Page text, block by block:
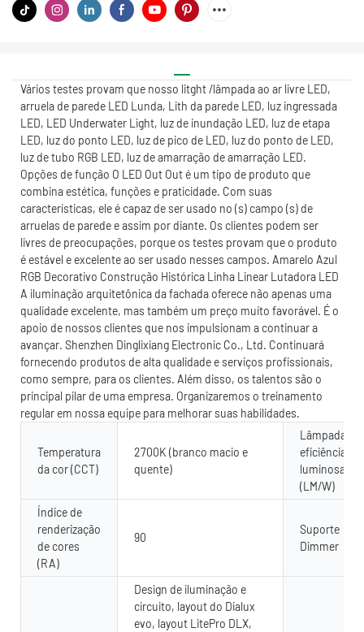
Vários testes provam que nosso litght /lâmpada ao ar livre LED,
arruela de parede LED Lunda, Lith da parede LED, luz ingressada
LED, LED Underwater Light, luz de inundação LED, luz de etapa
LED, luz do ponto LED, luz de pico de LED, luz do ponto de LED,
luz de tubo RGB LED, luz de amarração de amarração LED.
Opções de função O LED Out Out é um tipo de produto que
combina estética, funções e praticidade. Com suas
características, ele é capaz de ser usado no (s) campo (s) de
arruelas de parede e assim por diante. Os clientes podem ser
livres de preocupações, porque os testes provam que o produto
é estável e excelente ao ser usado nesses campos. Amarelo Azul
RGB Decorativo Construção Histórica Linha Linear Lutadora LED
A iluminação arquitetônica da fachada oferece não apenas uma
qualidade excelente, mas também um preço muito favorável. É o
apoio de nossos clientes que nos impulsionam a continuar a
avançar. Shenzhen Dinglixiang Electronic Co., Ltd. Continuará
fornecendo produtos de alta qualidade e serviços profissionais,
como sempre, para os clientes. Além disso, os talentos são o
principal pilar de uma empresa. Organizaremos o treinamento
regular em nossa equipe para melhorar suas habilidades.
Temperatura
da cor (CCT)
2700K (branco macio e
quente)
Lâmpada
eficiência
luminosa
(LM/W)
Índice de
renderização
de cores
(RA)
90
Suporte
Dimmer
Design de iluminação e
circuito, layout do Dialux
evo, layout LitePro DLX,